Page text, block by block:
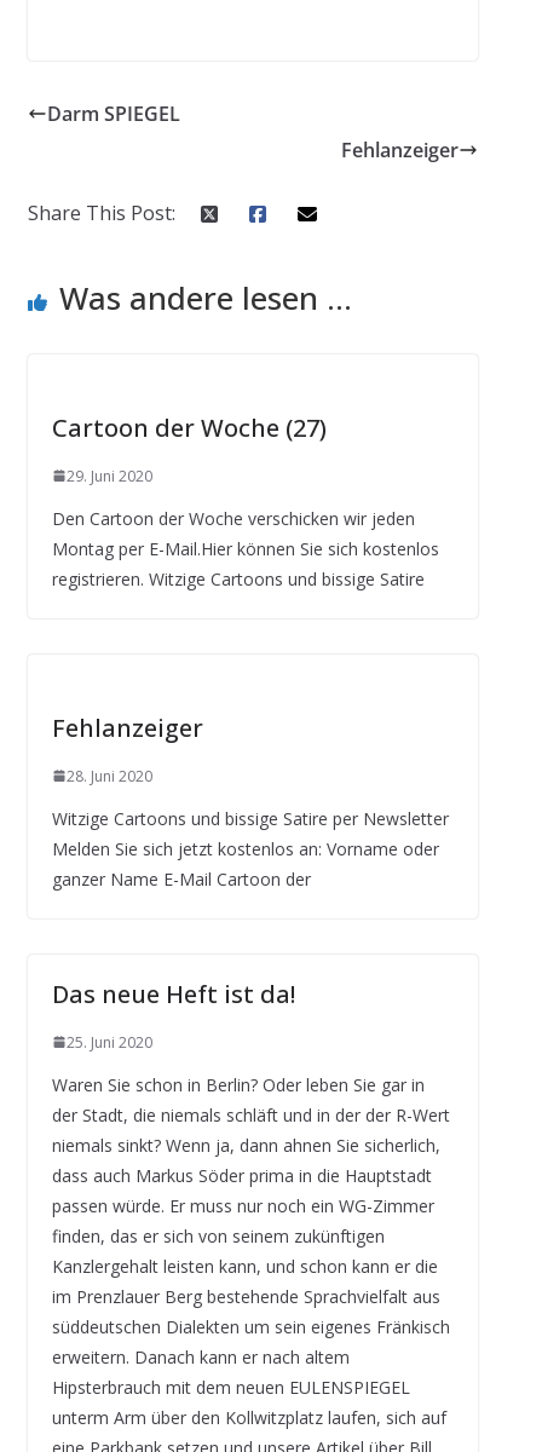
Darm SPIEGEL
Fehlanzeiger
Share This Post:
Was andere lesen ...
Cartoon der Woche (27)
29. Juni 2020
Den Cartoon der Woche verschicken wir jeden
Montag per E-Mail.Hier können Sie sich kostenlos
registrieren. Witzige Cartoons und bissige Satire
Fehlanzeiger
28. Juni 2020
Witzige Cartoons und bissige Satire per Newsletter
Melden Sie sich jetzt kostenlos an: Vorname oder
ganzer Name E-Mail Cartoon der
Das neue Heft ist da!
25. Juni 2020
Waren Sie schon in Berlin? Oder leben Sie gar in
der Stadt, die niemals schläft und in der der R-Wert
niemals sinkt? Wenn ja, dann ahnen Sie sicherlich,
dass auch Markus Söder prima in die Hauptstadt
passen würde. Er muss nur noch ein WG-Zimmer
finden, das er sich von seinem zukünftigen
Kanzlergehalt leisten kann, und schon kann er die
im Prenzlauer Berg bestehende Sprachvielfalt aus
süddeutschen Dialekten um sein eigenes Fränkisch
erweitern. Danach kann er nach altem
Hipsterbrauch mit dem neuen EULENSPIEGEL
unterm Arm über den Kollwitzplatz laufen, sich auf